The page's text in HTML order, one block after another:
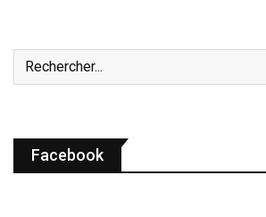
Facebook